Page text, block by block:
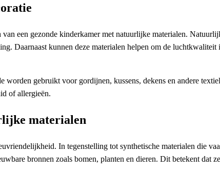
een gezonde kinderkamer met natuurlijke materialen.
Daarnaast kunnen deze materialen helpen om de
gebruikt voor gordijnen, kussens, dekens en andere
of allergieën.
materialen
In tegenstelling tot synthetische materialen die
bronnen zoals bomen, planten en dieren. Dit betekent dat